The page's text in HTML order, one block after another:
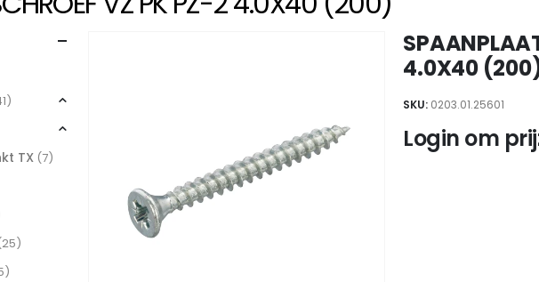
4.0X40
SKU: 0203.01.25601
Login om
TX (7)